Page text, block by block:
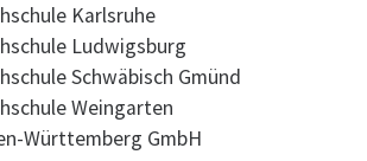
Karlsruhe
Ludwigsburg
Schwäbisch Gmünd
Weingarten
Württemberg GmbH